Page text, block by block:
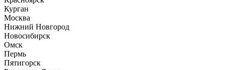
Курган
Москва
Нижний Новгород
Новосибирск
Омск
Пермь
Пятигорск